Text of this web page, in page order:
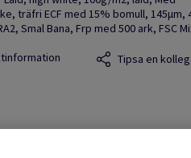
träfri ECF med 15% bomull, 145µm,
Smal Bana, Frp med 500 ark, FSC
Tipsa en